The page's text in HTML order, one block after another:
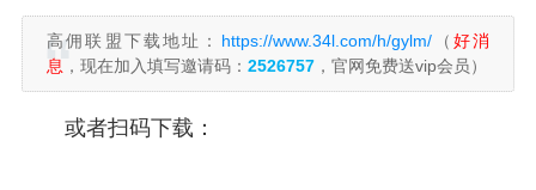
高佣联盟下载地址： https://www.34l.com/h/gylm/（ 好消
息 ，现在加入填写邀请码： 2526757 ，官网免费送vip会员）
或者扫码下载：